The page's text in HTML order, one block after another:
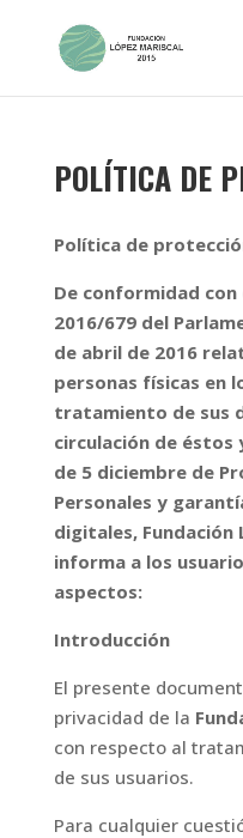
POLÍTICA DE
Política de
De conformidad con
2016/679 del
de abril de 2016
personas físicas en
tratamiento de sus
circulación de éstos
de 5 diciembre de
Personales y
digitales, Fundación
informa a los
aspectos:
Introducción
El presente
privacidad de la
con respecto al
de sus usuarios.
Para cualquier